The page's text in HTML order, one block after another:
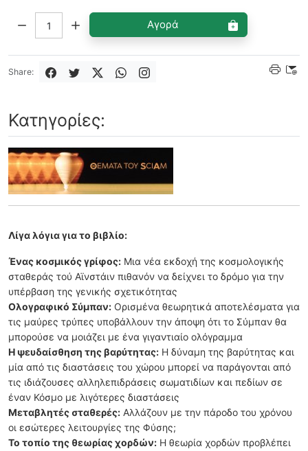
Αγορά
Share:
Κατηγορίες:
Λίγα λόγια για το βιβλίο:
Ένας κοσμικός γρίφος: Μια νέα εκδοχή της κοσμολογικής
σταθεράς τού Αϊνστάιν πιθανόν να δείχνει το δρόμο για την
υπέρβαση της γενικής σχετικότητας
Ολογραφικό Σύμπαν: Ορισμένα θεωρητικά αποτελέσματα για
τις μαύρες τρύπες υποβάλλουν την άποψη ότι το Σύμπαν θα
μπορούσε να μοιάζει με ένα γιγαντιαίο ολόγραμμα
Η ψευδαίσθηση της βαρύτητας: Η δύναμη της βαρύτητας και
μία από τις διαστάσεις του χώρου μπορεί να παράγονται από
τις ιδιάζουσες αλληλεπιδράσεις σωματιδίων και πεδίων σε
έναν Κόσμο με λιγότερες διαστάσεις
Μεταβλητές σταθερές: Αλλάζουν με την πάροδο του χρόνου
οι εσώτερες λειτουργίες της Φύσης;
Το τοπίο της θεωρίας χορδών: Η θεωρία χορδών προβλέπει